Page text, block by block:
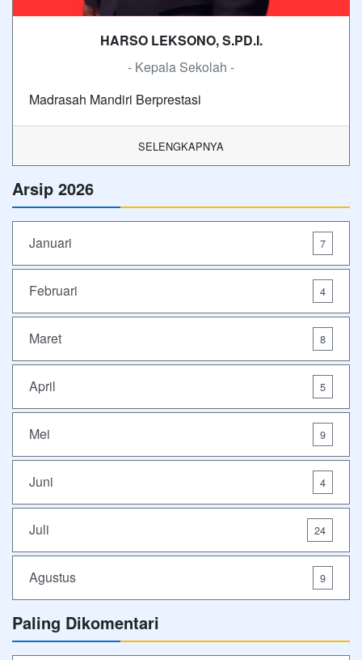
HARSO LEKSONO, S.PD.I.
- Kepala Sekolah -
Madrasah Mandiri Berprestasi
SELENGKAPNYA
Arsip 2026
Januari 7
Februari 4
Maret 8
April 5
Mei 9
Juni 4
Juli 24
Agustus 9
Paling Dikomentari